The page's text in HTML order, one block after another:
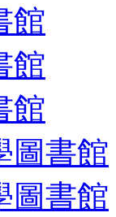
館
館
館
圖書館
圖書館